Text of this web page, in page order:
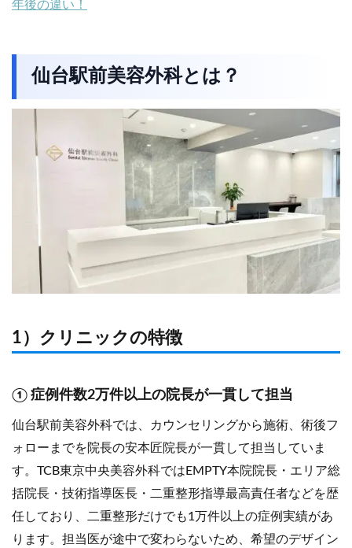
年後の違い！
仙台駅前美容外科とは？
1）クリニックの特徴
① 症例件数2万件以上の院長が一貫して担当
仙台駅前美容外科では、カウンセリングから施術、術後フ
ォローまでを院長の安本匠院長が一貫して担当していま
す。TCB東京中央美容外科ではEMPTY本院院長・エリア総
括院長・技術指導医長・二重整形指導最高責任者などを歴
任しており、二重整形だけでも1万件以上の症例実績があ
ります。担当医が途中で変わらないため、希望のデザイン